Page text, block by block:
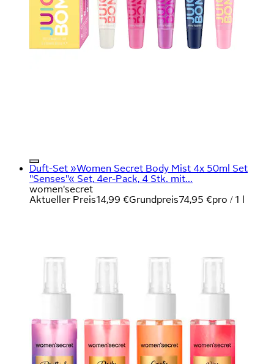
Duft-Set »Women Secret Body Mist 4x 50ml Set
"Senses"« Set, 4er-Pack, 4 Stk. mit...
women'secret
Aktueller Preis14,99 €Grundpreis74,95 €pro / 1 l